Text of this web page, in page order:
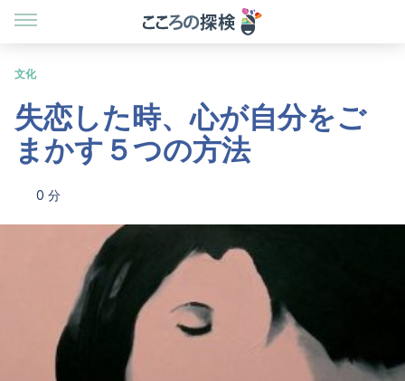
文化
失恋した時、心が自分をご
まかす５つの方法
0 分